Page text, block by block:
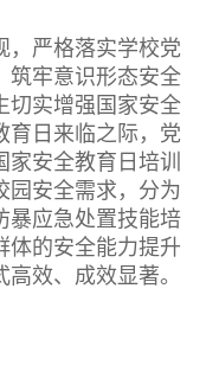
，严格落实学校党
筑牢意识形态安全
切实增强国家安全
育日来临之际，党
家安全教育日培训
园安全需求，分为
暴应急处置技能培
体的安全能力提升
效、成效显著。